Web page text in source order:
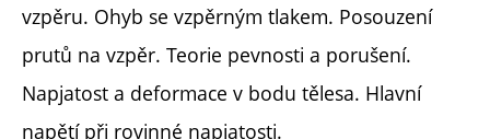
vzpěru. Ohyb se vzpěrným tlakem. Posouzení
prutů na vzpěr. Teorie pevnosti a porušení.
Napjatost a deformace v bodu tělesa. Hlavní
napětí při rovinné napjatosti.